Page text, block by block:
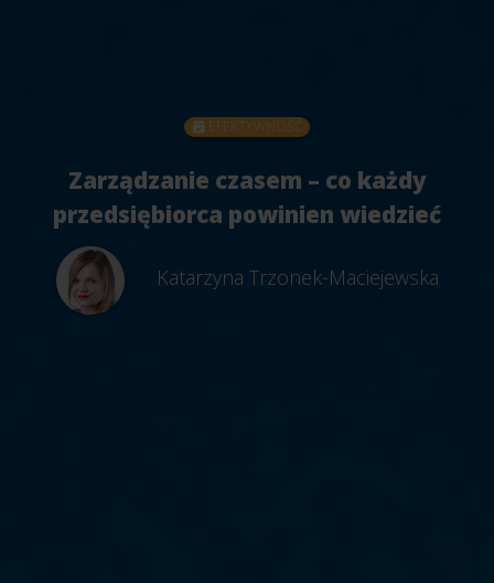
EFEKTYWNOŚĆ
Zarządzanie czasem – co każdy
przedsiębiorca powinien wiedzieć
Katarzyna Trzonek-Maciejewska